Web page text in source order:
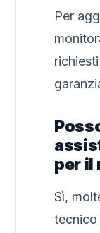
Per
per il
Sì,
tecnico